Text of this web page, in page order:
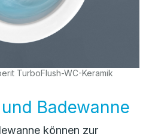
TurboFlush-WC-Keramik
Badewanne
können zur